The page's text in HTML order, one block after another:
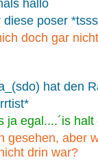
hallo
diese poser
doch gar
hat den
ja egal....´is
gesehen, aber
drin war?